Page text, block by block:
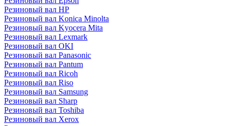
Резиновый вал HP
Резиновый вал Konica Minolta
Резиновый вал Kyocera Mita
Резиновый вал Lexmark
Резиновый вал OKI
Резиновый вал Panasonic
Резиновый вал Pantum
Резиновый вал Ricoh
Резиновый вал Riso
Резиновый вал Samsung
Резиновый вал Sharp
Резиновый вал Toshiba
Резиновый вал Xerox